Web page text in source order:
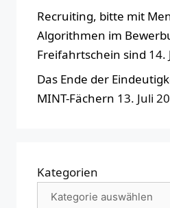
Recruiting, bitte mit
Algorithmen im
Freifahrtschein sind 14.
Das Ende der
MINT-Fächern 13. Juli
Kategorien